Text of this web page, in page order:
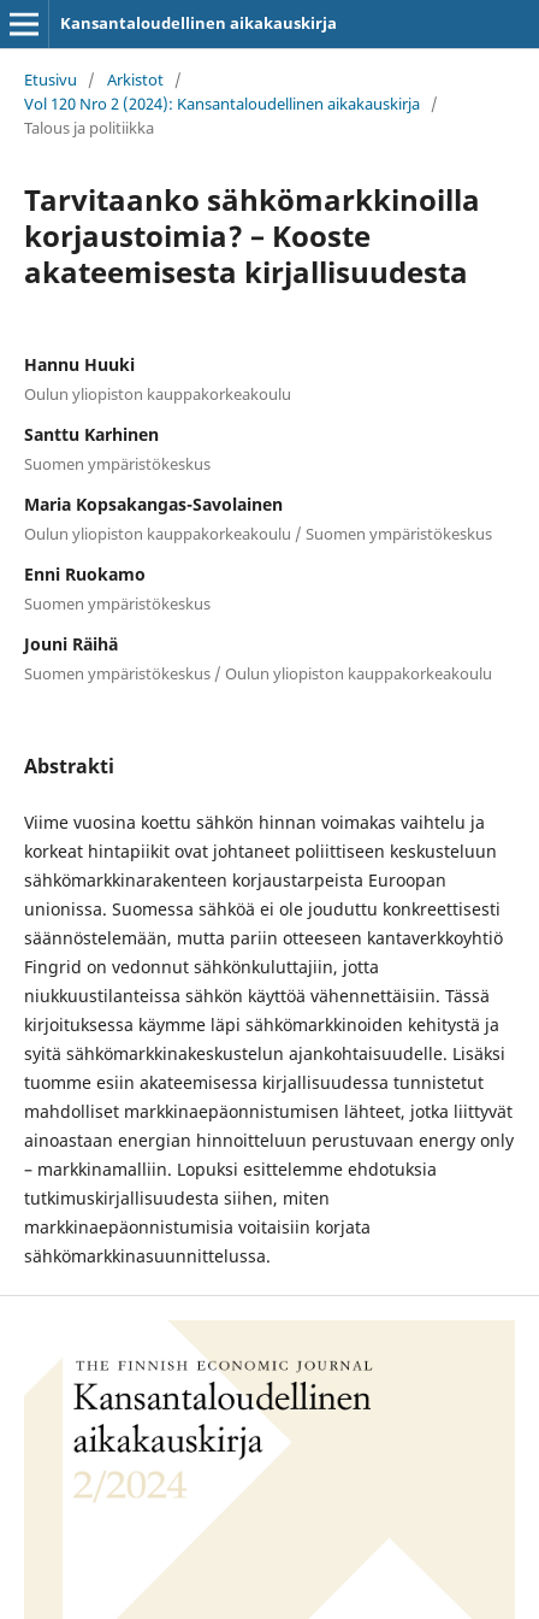
Kansantaloudellinen aikakauskirja
Etusivu / Arkistot /
Vol 120 Nro 2 (2024): Kansantaloudellinen aikakauskirja /
Talous ja politiikka
Tarvitaanko sähkömarkkinoilla
korjaustoimia? – Kooste
akateemisesta kirjallisuudesta
Hannu Huuki
Oulun yliopiston kauppakorkeakoulu
Santtu Karhinen
Suomen ympäristökeskus
Maria Kopsakangas-Savolainen
Oulun yliopiston kauppakorkeakoulu / Suomen ympäristökeskus
Enni Ruokamo
Suomen ympäristökeskus
Jouni Räihä
Suomen ympäristökeskus / Oulun yliopiston kauppakorkeakoulu
Abstrakti
Viime vuosina koettu sähkön hinnan voimakas vaihtelu ja
korkeat hintapiikit ovat johtaneet poliittiseen keskusteluun
sähkömarkkinarakenteen korjaustarpeista Euroopan
unionissa. Suomessa sähköä ei ole jouduttu konkreettisesti
säännöstelemään, mutta pariin otteeseen kantaverkkoyhtiö
Fingrid on vedonnut sähkönkuluttajiin, jotta
niukkuustilanteissa sähkön käyttöä vähennettäisiin. Tässä
kirjoituksessa käymme läpi sähkömarkkinoiden kehitystä ja
syitä sähkömarkkinakeskustelun ajankohtaisuudelle. Lisäksi
tuomme esiin akateemisessa kirjallisuudessa tunnistetut
mahdolliset markkinaepäonnistumisen lähteet, jotka liittyvät
ainoastaan energian hinnoitteluun perustuvaan energy only
– markkinamalliin. Lopuksi esittelemme ehdotuksia
tutkimuskirjallisuudesta siihen, miten
markkinaepäonnistumisia voitaisiin korjata
sähkömarkkinasuunnittelussa.